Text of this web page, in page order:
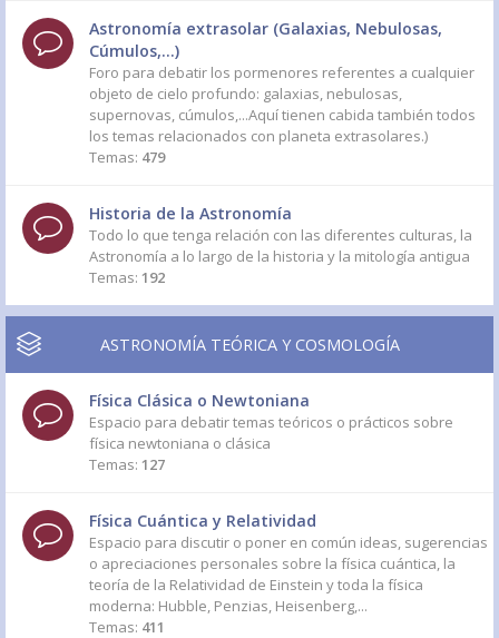
Astronomía extrasolar (Galaxias, Nebulosas,
Cúmulos,...)
Foro para debatir los pormenores referentes a cualquier
objeto de cielo profundo: galaxias, nebulosas,
supernovas, cúmulos,...Aquí tienen cabida también todos
los temas relacionados con planeta extrasolares.)
Temas: 479
Historia de la Astronomía
Todo lo que tenga relación con las diferentes culturas, la
Astronomía a lo largo de la historia y la mitología antigua
Temas: 192
ASTRONOMÍA TEÓRICA Y COSMOLOGÍA
Física Clásica o Newtoniana
Espacio para debatir temas teóricos o prácticos sobre
física newtoniana o clásica
Temas: 127
Física Cuántica y Relatividad
Espacio para discutir o poner en común ideas, sugerencias
o apreciaciones personales sobre la física cuántica, la
teoría de la Relatividad de Einstein y toda la física
moderna: Hubble, Penzias, Heisenberg,...
Temas: 411